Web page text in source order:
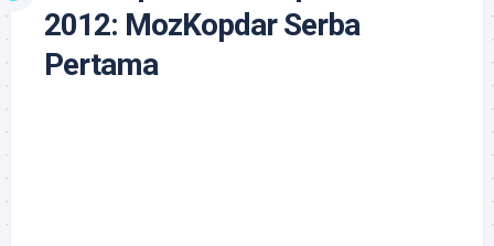
2012: MozKopdar Serba
Pertama